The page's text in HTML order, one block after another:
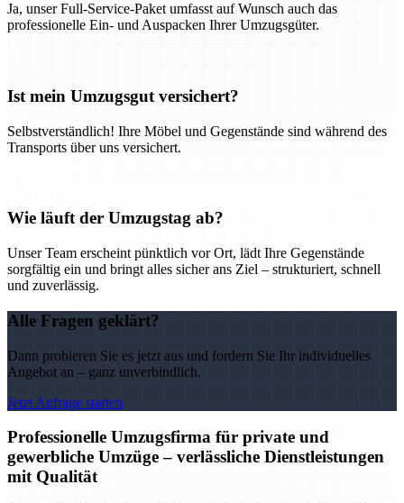
Ja, unser Full-Service-Paket umfasst auf Wunsch auch das
professionelle Ein- und Auspacken Ihrer Umzugsgüter.
Ist mein Umzugsgut versichert?
Selbstverständlich! Ihre Möbel und Gegenstände sind während des
Transports über uns versichert.
Wie läuft der Umzugstag ab?
Unser Team erscheint pünktlich vor Ort, lädt Ihre Gegenstände
sorgfältig ein und bringt alles sicher ans Ziel – strukturiert, schnell
und zuverlässig.
Alle Fragen geklärt?
Dann probieren Sie es jetzt aus und fordern Sie Ihr individuelles
Angebot an – ganz unverbindlich.
Jetzt Anfrage starten
Professionelle Umzugsfirma für private und
gewerbliche Umzüge – verlässliche Dienstleistungen
mit Qualität